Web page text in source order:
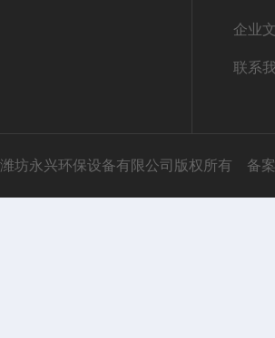
企业
联系
坊永兴环保设备有限公司版权所有 备